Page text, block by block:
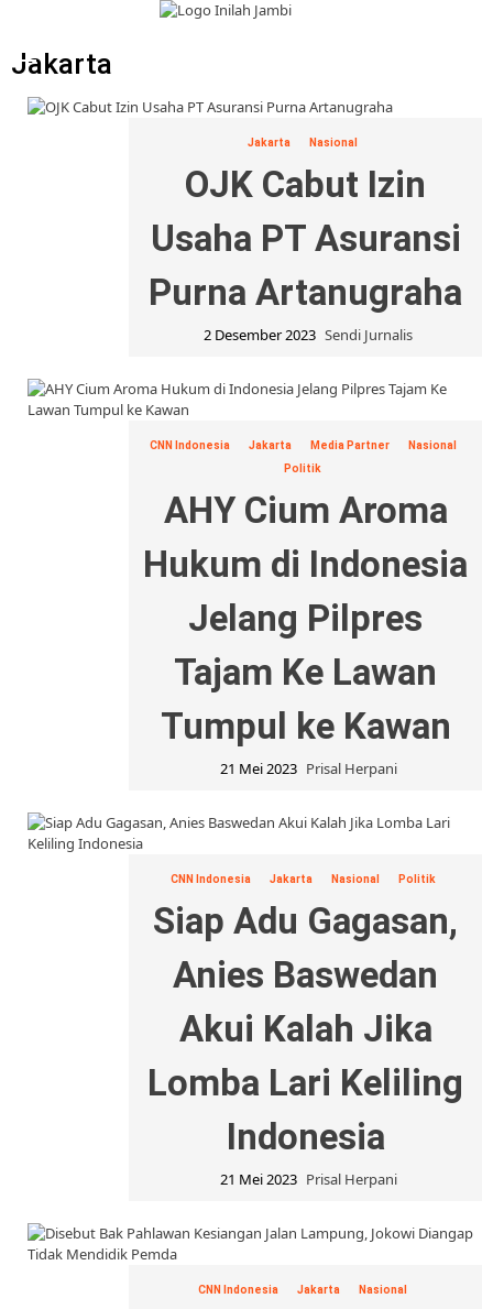
content
Menu
Jakarta
Jakarta Nasional
OJK Cabut Izin
Usaha PT Asuransi
Purna Artanugraha
2 Desember 2023 Sendi Jurnalis
CNN Indonesia Jakarta Media Partner
Nasional
Politik
AHY Cium Aroma
Hukum di Indonesia
Jelang Pilpres
Tajam Ke Lawan
Tumpul ke Kawan
21 Mei 2023 Prisal Herpani
CNN Indonesia Jakarta Nasional Politik
Siap Adu Gagasan,
Anies Baswedan
Akui Kalah Jika
Lomba Lari Keliling
Indonesia
21 Mei 2023 Prisal Herpani
CNN Indonesia Jakarta Nasional